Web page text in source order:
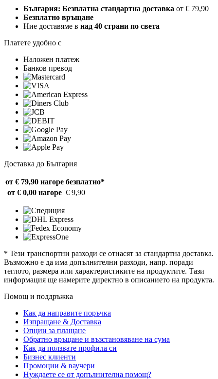
България: Безплатна стандартна доставка от € 79,90
Безплатно връщане
Ние доставяме в над 40 страни по света
Платете удобно с
Наложен платеж
Банков превод
Доставка до България
от € 79,90 нагоре безплатно*
от € 0,00 нагоре € 9,90
* Тези транспортни разходи се отнасят за стандартна доставка.
Възможно е да има допълнителни разходи, напр. поради
теглото, размера или характеристиките на продуктите. Тази
информация ще намерите директно в описанието на продукта.
Помощ и поддръжка
Как да направите поръчка
Изпращане & Доставка
Опции за плащане
Обратно връщане и възстановяване на сума
Как да ползвате профила си
Бизнес клиенти
Промоции & ваучери
Нуждаете се от допълнителна помощ?